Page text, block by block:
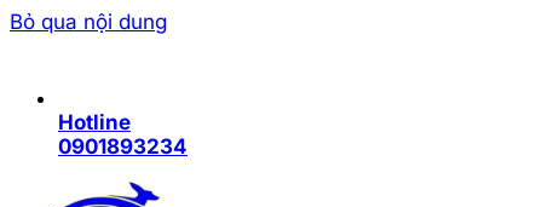
Bỏ qua nội dung
Hotline
0901893234